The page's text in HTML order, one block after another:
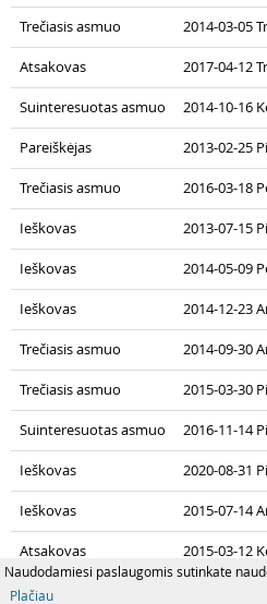
Naudodamiesi paslaugomis sutinkate
Plačiau
Trečiasis asmuo 2014-03-05 Tr
Atsakovas 2017-04-12 Tr
Suinteresuotas asmuo 2014-10-16
Pareiškėjas 2013-02-25 Pi
Trečiasis asmuo 2016-03-18
Ieškovas 2013-07-15 Pi
Ieškovas 2014-05-09
Ieškovas 2014-12-23
Trečiasis asmuo 2014-09-30
Trečiasis asmuo 2015-03-30 Pi
Suinteresuotas asmuo 2016-11-14 Pi
Ieškovas 2020-08-31 Pi
Ieškovas 2015-07-14
Atsakovas 2015-03-12